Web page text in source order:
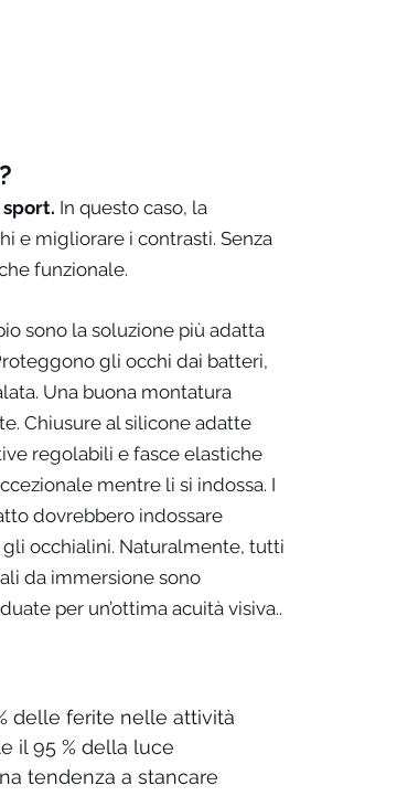
In questo caso, la
e migliorare i contrasti. Senza
funzionale.
sono la soluzione più adatta
gli occhi dai batteri,
Una buona montatura
Chiusure al silicone adatte
regolabili e fasce elastiche
mentre li si indossa. I
dovrebbero indossare
occhialini. Naturalmente, tutti
da immersione sono
per un’ottima acuità visiva..
delle ferite nelle attività
il 95 % della luce
tendenza a stancare